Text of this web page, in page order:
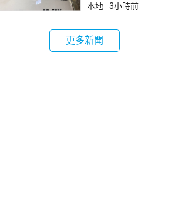
國安一定「釘死
本地 3小時前
更多新聞